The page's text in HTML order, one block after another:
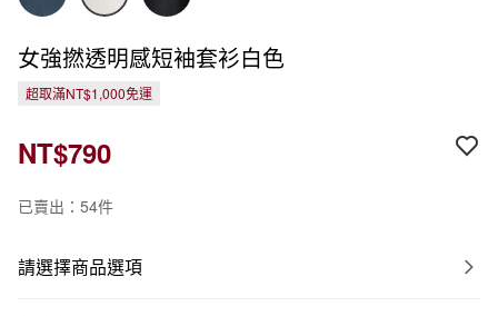
女強撚透明感短袖套衫白色
超取滿NT$1,000免運
NT$790
已賣出：54件
請選擇商品選項